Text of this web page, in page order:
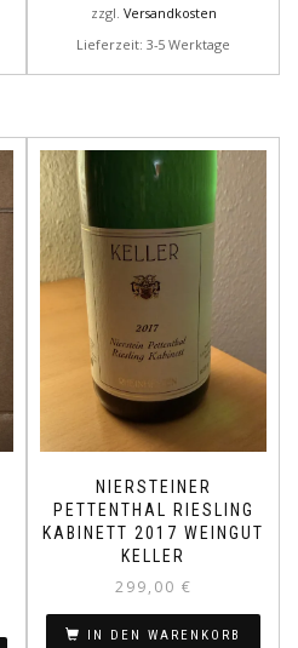
zzgl. Versandkosten
Lieferzeit: 3-5 Werktage
NIERSTEINER
PETTENTHAL RIESLING
KABINETT 2017 WEINGUT
KELLER
299,00 €
IN DEN WARENKORB